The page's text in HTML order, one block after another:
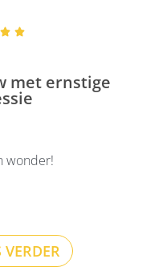
 
met ernstige
wonder!
VERDER